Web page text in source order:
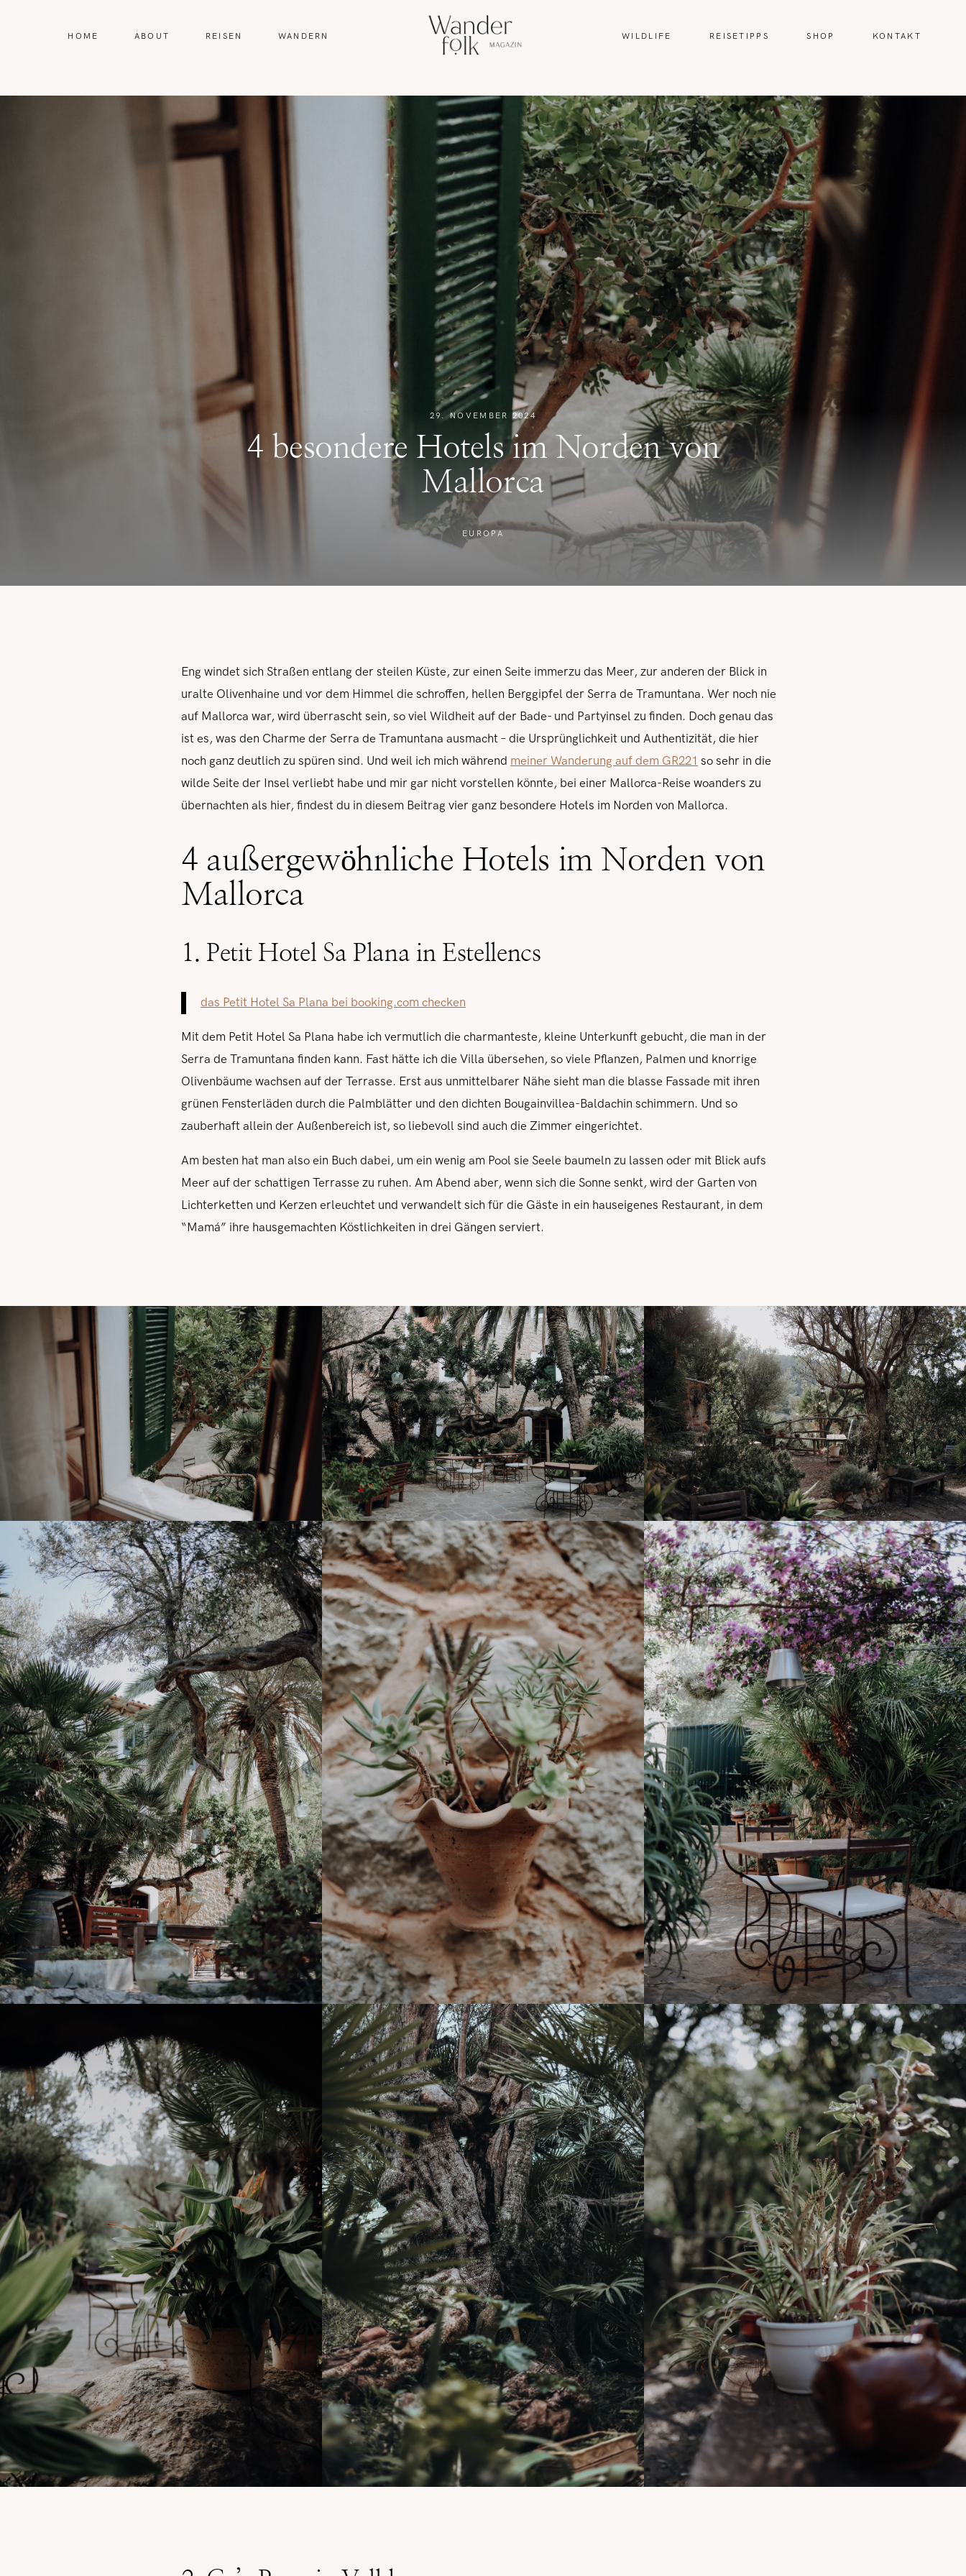
HOME ABOUT REISEN WANDERN WILDLIFE REISETIPPS SHOP KONTAKT
29. NOVEMBER 2024
4 besondere Hotels im Norden von
Mallorca
EUROPA
Eng windet sich Straßen entlang der steilen Küste, zur einen Seite immerzu das Meer, zur anderen der Blick in
uralte Olivenhaine und vor dem Himmel die schroffen, hellen Berggipfel der Serra de Tramuntana. Wer noch nie
auf Mallorca war, wird überrascht sein, so viel Wildheit auf der Bade- und Partyinsel zu finden. Doch genau das
ist es, was den Charme der Serra de Tramuntana ausmacht – die Ursprünglichkeit und Authentizität, die hier
noch ganz deutlich zu spüren sind. Und weil ich mich während meiner Wanderung auf dem GR221 so sehr in die
wilde Seite der Insel verliebt habe und mir gar nicht vorstellen könnte, bei einer Mallorca-Reise woanders zu
übernachten als hier, findest du in diesem Beitrag vier ganz besondere Hotels im Norden von Mallorca.
4 außergewöhnliche Hotels im Norden von
Mallorca
1. Petit Hotel Sa Plana in Estellencs
das Petit Hotel Sa Plana bei booking.com checken
Mit dem Petit Hotel Sa Plana habe ich vermutlich die charmanteste, kleine Unterkunft gebucht, die man in der
Serra de Tramuntana finden kann. Fast hätte ich die Villa übersehen, so viele Pflanzen, Palmen und knorrige
Olivenbäume wachsen auf der Terrasse. Erst aus unmittelbarer Nähe sieht man die blasse Fassade mit ihren
grünen Fensterläden durch die Palmblätter und den dichten Bougainvillea-Baldachin schimmern. Und so
zauberhaft allein der Außenbereich ist, so liebevoll sind auch die Zimmer eingerichtet.
Am besten hat man also ein Buch dabei, um ein wenig am Pool sie Seele baumeln zu lassen oder mit Blick aufs
Meer auf der schattigen Terrasse zu ruhen. Am Abend aber, wenn sich die Sonne senkt, wird der Garten von
Lichterketten und Kerzen erleuchtet und verwandelt sich für die Gäste in ein hauseigenes Restaurant, in dem
“Mamá” ihre hausgemachten Köstlichkeiten in drei Gängen serviert.
ABOUT
REISEN
WANDERN
WILDLIFE
REISETIPPS
SHOP
KONTAKT